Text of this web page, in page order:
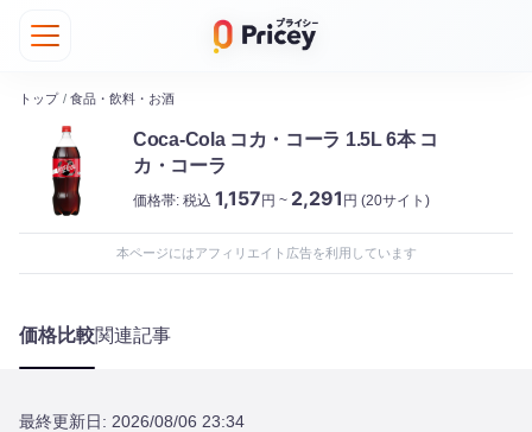
トップ / 食品・飲料・お酒
Coca-Cola コカ・コーラ 1.5L 6本 コ
カ・コーラ
価格帯: 税込 1,157円 ~ 2,291 円 (20サイト)
本ページにはアフィリエイト広告を利用しています
価格比較関連記事
最終更新日: 2026/08/06 23:34